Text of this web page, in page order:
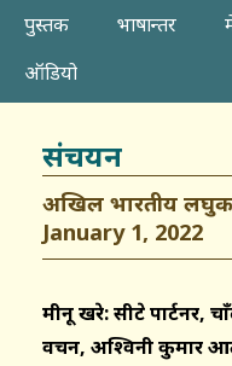
पुस्तक
भाषान्तर
ऑडियो
संचयन
अखिल भारतीय
January 1, 2022
मीनू खरे: सीक्रेट
वचन, अश्विनी कुमार